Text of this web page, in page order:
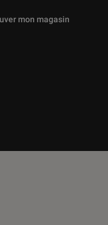
être proposées
mon magasin